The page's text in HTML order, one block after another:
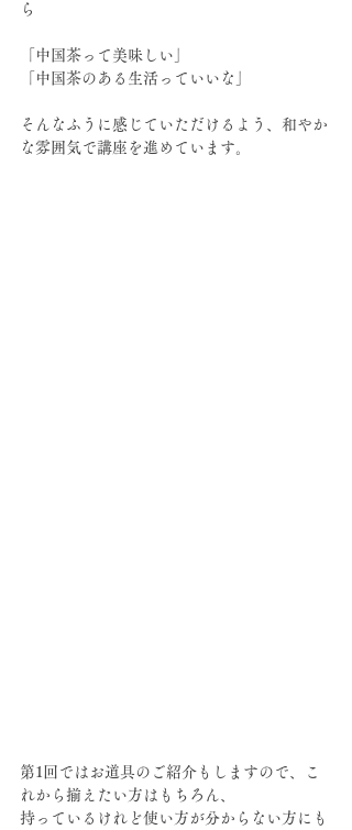
ら
「中国茶って美味しい」
「中国茶のある生活っていいな」
そんなふうに感じていただけるよう、和やか
な雰囲気で講座を進めています。
第1回ではお道具のご紹介もしますので、こ
れから揃えたい方はもちろん、
持っているけれど使い方が分からない方にも